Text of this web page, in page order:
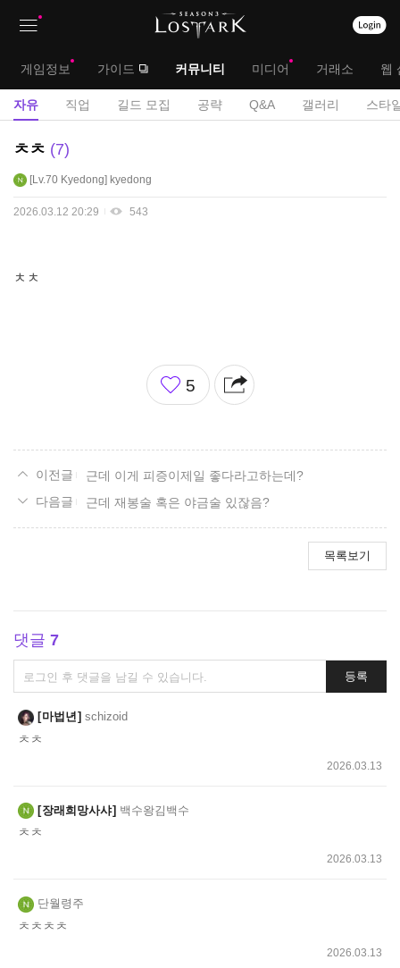
대
메
게임정보 가이드 커뮤니티 미디어 거래소 웹
서
자유 직업 길드 모집 공략 Q&A 갤러리 스타
자
게
ㅊㅊ 7
Lv.70 Kyedong kyedong
2026.03.12 20:29 543
ㅊㅊ
좋
아
5
근데 이게 피증이제일 좋다라고하는데?
근데 재봉술 혹은 야금술 있잖음?
목록보기
댓글 7
댓
글
쓰
기
등록
마법년 schizoid
ㅊㅊ
2026.03.13
장래희망사샤 백수왕김백수
ㅊㅊ
2026.03.13
단월령주
ㅊㅊㅊㅊ
2026.03.13